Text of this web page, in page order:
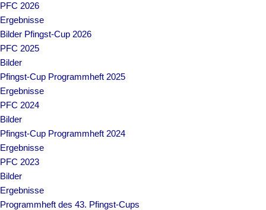
PFC 2026
Ergebnisse
Bilder Pfingst-Cup 2026
PFC 2025
Bilder
Pfingst-Cup Programmheft 2025
Ergebnisse
PFC 2024
Bilder
Pfingst-Cup Programmheft 2024
Ergebnisse
PFC 2023
Bilder
Ergebnisse
Programmheft des 43. Pfingst-Cups